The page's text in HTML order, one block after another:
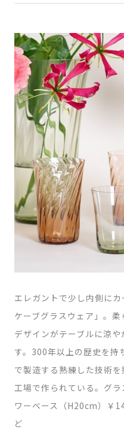
エレガントで少し内側に
ケーブグラスウェア」。
デザインがテーブルに涼
す。300年以上の歴史を持
で製造する熟練した技術
工場で作られている。グ
ワーベース（H20cm）￥
ど